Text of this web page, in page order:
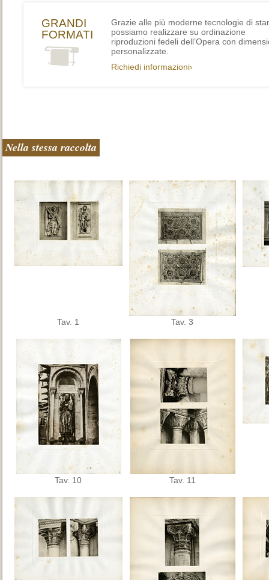
GRANDI
FORMATI
Grazie alle più moderne tecnologie di
possiamo realizzare su ordinazione
riproduzioni fedeli dell’Opera con
personalizzate.
Richiedi informazioni›
Nella stessa raccolta
Tav. 1 Tav. 3
Tav. 10 Tav. 11